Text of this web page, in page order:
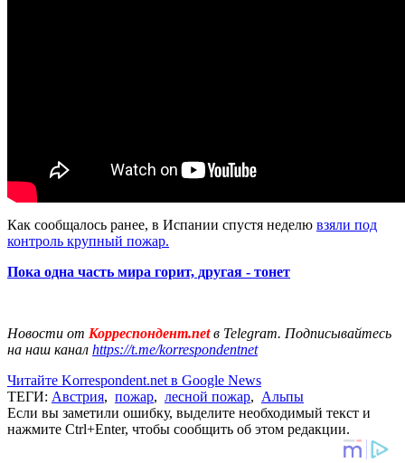
Как сообщалось ранее, в Испании спустя неделю взяли под
контроль крупный пожар.
Пока одна часть мира горит, другая - тонет
Новости от Корреспондент.netв Telegram. Подписывайтесь
на наш канал https://t.me/korrespondentnet
Читайте Korrespondent.net в Google News
ТЕГИ: Австрия, пожар, лесной пожар, Альпы
Если вы заметили ошибку, выделите необходимый текст и
нажмите Ctrl+Enter, чтобы сообщить об этом редакции.